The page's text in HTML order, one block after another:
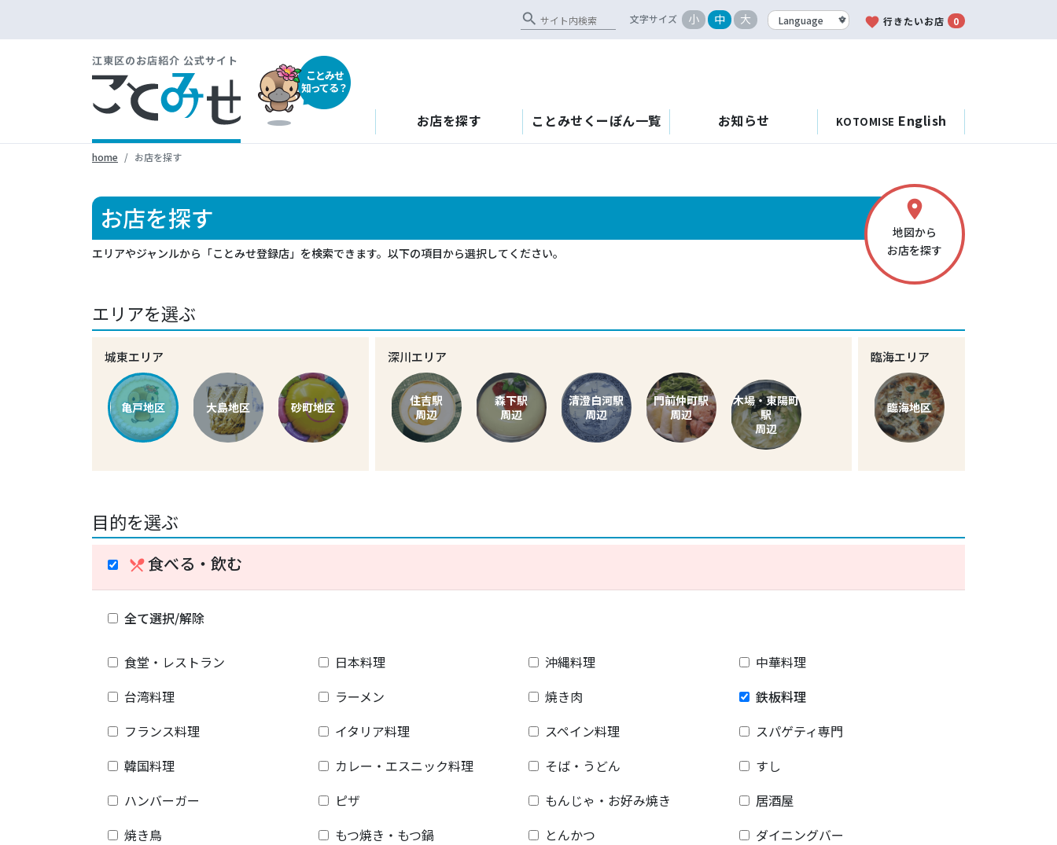
search 文字サイズ 小 中 大 favorite 行きたいお店 0
江東区のお店紹介 公式サイト
ことみせ
知ってる？
お店を探す ことみせくーぽん一覧 お知らせ KOTOMISE English
home お店を探す
お店を探す
エリアやジャンルから「ことみせ登録店」を検索できます。以下の項目から選択してください。
place
地図から
お店を探す
エリアを選ぶ
城東エリア
亀戸地区 大島地区 砂町地区
深川エリア
住吉駅
周辺
森下駅
周辺
清澄白河駅
周辺
門前仲町駅
周辺
木場・東陽町
駅
周辺
臨海エリア
臨海地区
目的を選ぶ
restaurant_menu食べる・飲む
全て選択/解除
食堂・レストラン 日本料理 沖縄料理
中華料理
台湾料理
ラーメン 焼き肉
鉄板料理
フランス料理
イタリア料理 スペイン料理
スパゲティ専門
韓国料理
カレー・エスニック料理 そば・うどん
すし
ハンバーガー
ピザ もんじゃ・お好み焼き
居酒屋
焼き鳥
もつ焼き・もつ鍋 とんかつ
ダイニングバー